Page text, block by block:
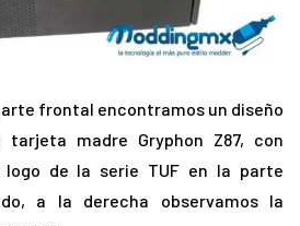
frontal encontramos un diseño
madre Gryphon Z87, con
de la serie TUF en la parte
a la derecha observamos la